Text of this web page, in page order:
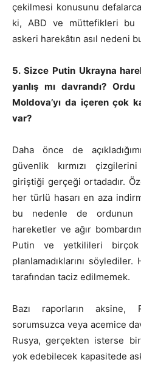
çekilmesi konusunu
ki, ABD ve müttefikleri bu
askeri harekâtın asıl nedeni
5. Sizce Putin Ukrayna
yanlış mı davrandı?
Moldova’yı da içeren çok
var?
Daha önce de
güvenlik kırmızı
giriştiği gerçeği ortadadır.
her türlü hasarı en aza
bu nedenle de ordunun
hareketler ve ağır
Putin ve yetkilileri
planlamadıklarını
tarafından taciz edilmemek.
Bazı raporların aksine,
sorumsuzca veya acemice
Rusya, gerçekten isterse bir
yok edebilecek kapasitede